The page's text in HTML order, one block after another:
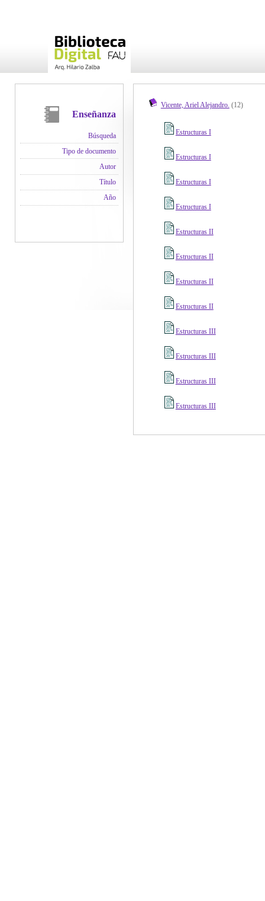
Enseñanza
Búsqueda
Tipo de documento
Autor
Título
Año
Vicente, Ariel Alejandro. (12)
Estructuras I
Estructuras I
Estructuras I
Estructuras I
Estructuras II
Estructuras II
Estructuras II
Estructuras II
Estructuras III
Estructuras III
Estructuras III
Estructuras III